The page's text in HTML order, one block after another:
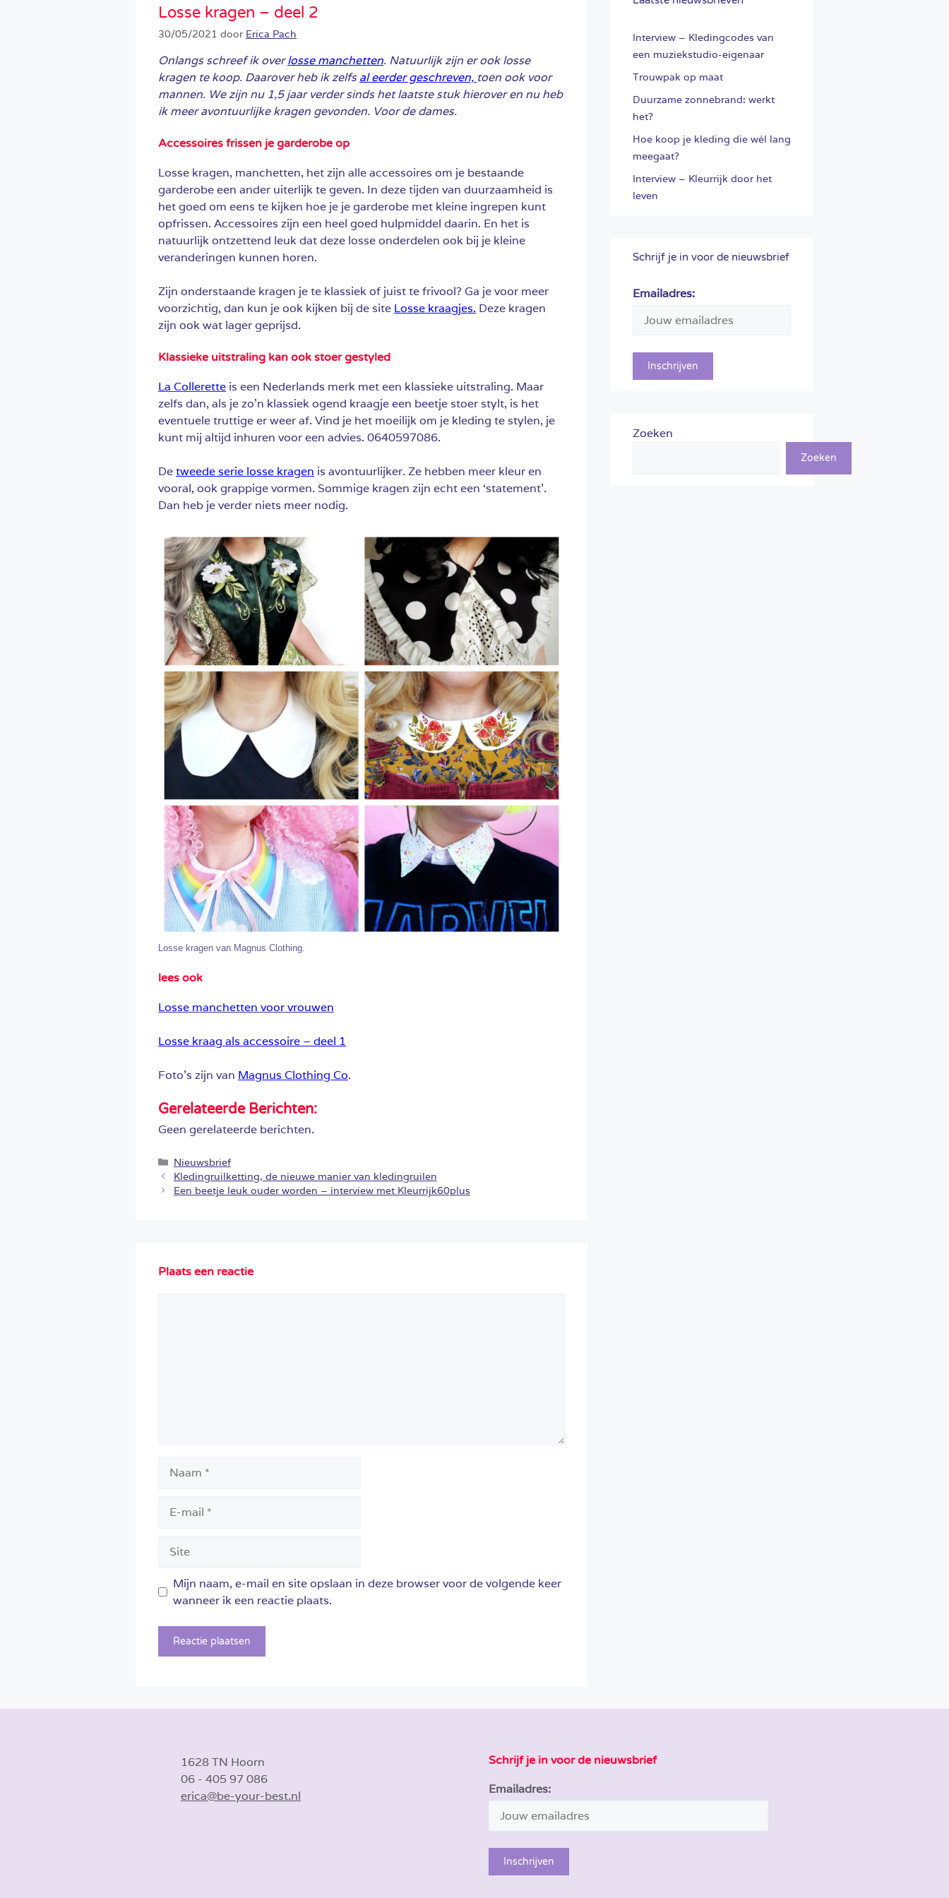
Losse kragen – deel 2
30/05/2021 door Erica Pach
Onlangs schreef ik overlosse manchetten. Natuurlijk zijn er ook losse
kragen te koop. Daarover heb ik zelfsal eerder geschreven, toen ook voor
mannen. We zijn nu 1,5 jaar verder sinds het laatste stuk hierover en nu heb
ik meer avontuurlijke kragen gevonden. Voor de dames.
Accessoires frissen je garderobe op
Losse kragen, manchetten, het zijn alle accessoires om je bestaande
garderobe een ander uiterlijk te geven. In deze tijden van duurzaamheid is
het goed om eens te kijken hoe je je garderobe met kleine ingrepen kunt
opfrissen. Accessoires zijn een heel goed hulpmiddel daarin. En het is
natuurlijk ontzettend leuk dat deze losse onderdelen ook bij je kleine
veranderingen kunnen horen.
Zijn onderstaande kragen je te klassiek of juist te frivool? Ga je voor meer
voorzichtig, dan kun je ook kijken bij de site Losse kraagjes. Deze kragen
zijn ook wat lager geprijsd.
Klassieke uitstraling kan ook stoer gestyled
La Collerette is een Nederlands merk met een klassieke uitstraling. Maar
zelfs dan, als je zo’n klassiek ogend kraagje een beetje stoer stylt, is het
eventuele truttige er weer af. Vind je het moeilijk om je kleding te stylen, je
kunt mij altijd inhuren voor een advies. 0640597086.
Detweede serie losse kragen is avontuurlijker. Ze hebben meer kleur en
vooral, ook grappige vormen. Sommige kragen zijn echt een ‘statement’.
Dan heb je verder niets meer nodig.
Losse kragen van Magnus Clothing.
lees ook
Losse manchetten voor vrouwen
Losse kraag als accessoire – deel 1
Foto’s zijn van Magnus Clothing Co.
Gerelateerde Berichten:
Geen gerelateerde berichten.
Categorieën
Nieuwsbrief
Kledingruilketting, de nieuwe manier van kledingruilen
Een beetje leuk ouder worden – interview met Kleurrijk60plus
Plaats een reactie
mail
Mijn naam, e-mail en site opslaan in deze browser voor de volgende keer
wanneer ik een reactie plaats.
Interview – Kledingcodes van
een muziekstudio-eigenaar
Trouwpak op maat
Duurzame zonnebrand: werkt
het?
Hoe koop je kleding die wél lang
meegaat?
Interview – Kleurrijk door het
leven
Schrijf je in voor de nieuwsbrief
Emailadres:
Zoeken
Zoeken
1628 TN Hoorn
06 - 405 97 086
erica@be-your-best.nl
Schrijf je in voor de nieuwsbrief
Emailadres: